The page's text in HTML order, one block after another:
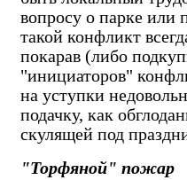
вопросу о парке или
такой конфликт
покарав (либо
"инициаторов"
на уступки
подачку, как
скулящей под
"Торфяной" пожар